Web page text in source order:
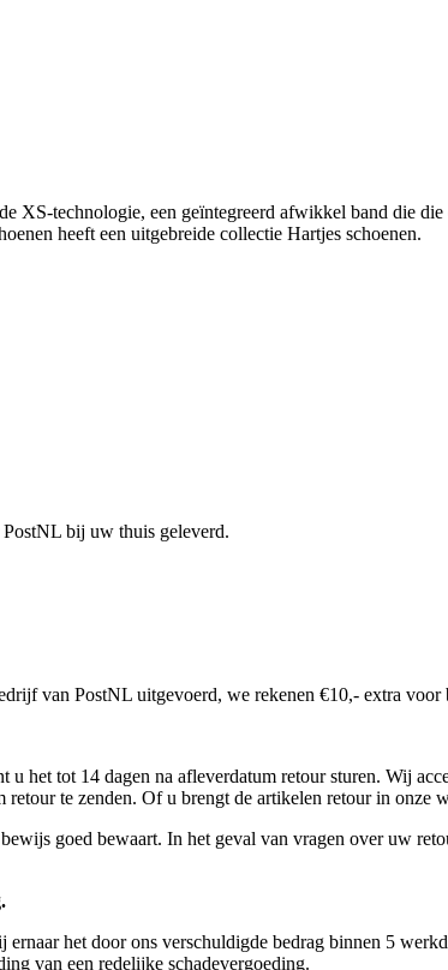
XS-technologie, een geïntegreerd afwikkel band die
heeft een uitgebreide collectie Hartjes schoenen.
bij uw thuis geleverd.
van PostNL uitgevoerd, we rekenen €10,- extra voor
het tot 14 dagen na afleverdatum retour sturen. Wij
te zenden. Of u brengt de artikelen retour in onze
goed bewaart. In het geval van vragen over uw
het door ons verschuldigde bedrag binnen 5
van een redelijke schadevergoeding.